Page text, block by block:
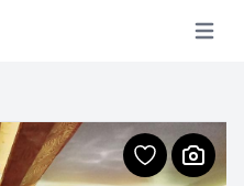
Open